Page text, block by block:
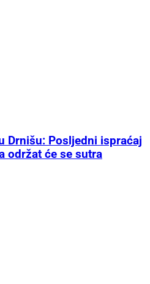
Drnišu: Posljedni ispraćaj
održat će se sutra